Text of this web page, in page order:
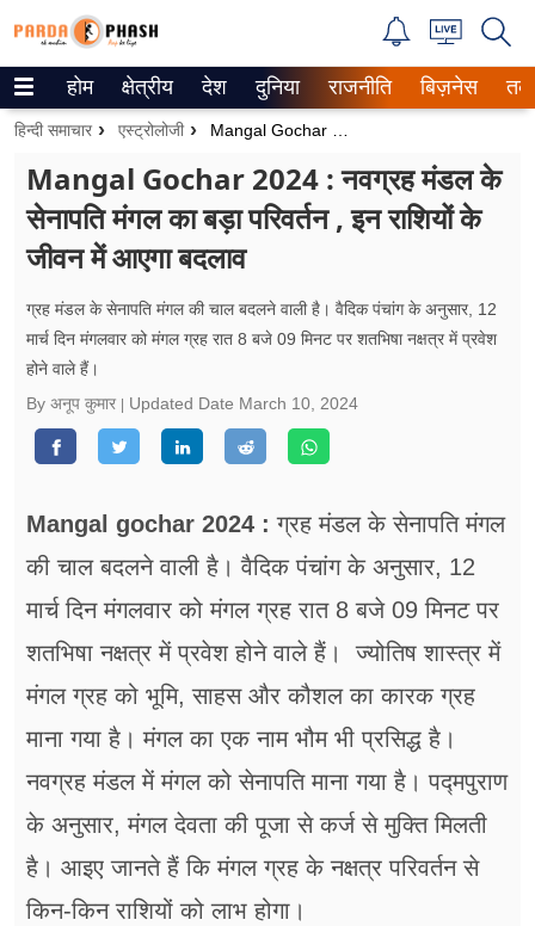
Trending on Google News
वेब स्टोरीज
उत्तर प्रदेश
गैलरी
वीडियो
रिलेशनशिप
सेहत
ब्‍यूटी
जॉब्स
अन्य खबरें
होम क्षेत्रीय देश दुनिया राजनीति बिज़नेस
हिन्दी समाचार एस्ट्रोलोजी
Mangal Gochar 2024 : नवग्रह मंडल के
सेनापति मंगल का बड़ा परिवर्तन , इन राशियों के
जीवन में आएगा बदलाव
ग्रह मंडल के सेनापति मंगल की चाल बदलने वाली है। वैदिक पंचांग के अनुसार, 12
मार्च दिन मंगलवार को मंगल ग्रह रात 8 बजे 09 मिनट पर शतभिषा नक्षत्र में प्रवेश
होने वाले हैं।
By अनूप कुमार
Updated Date March 10, 2024
Mangal gochar 2024 : ग्रह मंडल के सेनापति मंगल
की चाल बदलने वाली है। वैदिक पंचांग के अनुसार, 12
मार्च दिन मंगलवार को मंगल ग्रह रात 8 बजे 09 मिनट पर
शतभिषा नक्षत्र में प्रवेश होने वाले हैं। ज्योतिष शास्त्र में
मंगल ग्रह को भूमि, साहस और कौशल का कारक ग्रह
माना गया है। मंगल का एक नाम भौम भी प्रसिद्ध है।
नवग्रह मंडल में मंगल को सेनापति माना गया है। पद्मपुराण
के अनुसार, मंगल देवता की पूजा से कर्ज से मुक्ति मिलती
है। आइए जानते हैं कि मंगल ग्रह के नक्षत्र परिवर्तन से
किन-किन राशियों को लाभ होगा।